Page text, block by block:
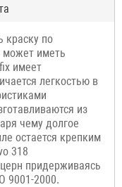
краску по
может иметь
имеет
легкостью в
из
чему долгое
остается крепким
318
придерживаясь
9001-2000.